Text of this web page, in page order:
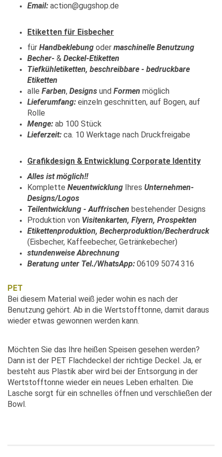
Email: action@gugshop.de
Etiketten für Eisbecher
für Handbeklebung oder maschinelle Benutzung
Becher- & Deckel-Etiketten
Tiefkühletiketten, beschreibbare - bedruckbare
Etiketten
alle Farben, Designs und Formen möglich
Lieferumfang: einzeln geschnitten, auf Bogen, auf
Rolle
Menge: ab 100 Stück
Lieferzeit: ca. 10 Werktage nach Druckfreigabe
Grafikdesign & Entwicklung Corporate Identity
Alles ist möglich!!
Komplette Neuentwicklung Ihres Unternehmen-
Designs/Logos
Teilentwicklung - Auffrischen bestehender Designs
Produktion von Visitenkarten, Flyern, Prospekten
Etikettenproduktion, Becherproduktion/Becherdruck
(Eisbecher, Kaffeebecher, Getränkebecher)
stundenweise Abrechnung
Beratung unter Tel./WhatsApp: 06109 5074 316
PET
Bei diesem Material weiß jeder wohin es nach der
Benutzung gehört. Ab in die Wertstofftonne, damit daraus
wieder etwas gewonnen werden kann.
Möchten Sie das Ihre heißen Speisen gesehen werden?
Dann ist der PET Flachdeckel der richtige Deckel. Ja, er
besteht aus Plastik aber wird bei der Entsorgung in der
Wertstofftonne wieder ein neues Leben erhalten. Die
Lasche sorgt für ein schnelles öffnen und verschließen der
Bowl.